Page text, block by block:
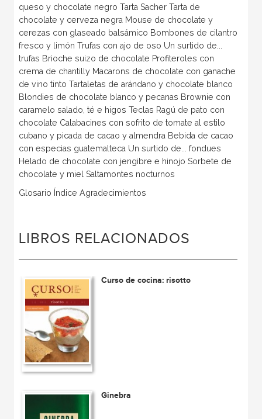
queso y chocolate negro Tarta Sacher Tarta de
chocolate y cerveza negra Mouse de chocolate y
cerezas con glaseado balsámico Bombones de cilantro
fresco y limón Trufas con ajo de oso Un surtido de...
trufas Brioche suizo de chocolate Profiteroles con
crema de chantilly Macarons de chocolate con ganache
de vino tinto Tartaletas de arándano y chocolate blanco
Blondies de chocolate blanco y pecanas Brownie con
caramelo salado, té e higos Teclas Ragú de pato con
chocolate Calabacines con sofrito de tomate al estilo
cubano y picada de cacao y almendra Bebida de cacao
con especias guatemalteca Un surtido de... fondues
Helado de chocolate con jengibre e hinojo Sorbete de
chocolate y miel Saltamontes nocturnos
Glosario Índice Agradecimientos
LIBROS RELACIONADOS
Curso de cocina: risotto
Ginebra